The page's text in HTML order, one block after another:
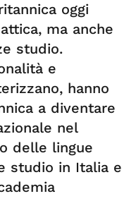
oggi
ma anche
studio.
e
hanno
a diventare
nel
delle lingue
studio in Italia e